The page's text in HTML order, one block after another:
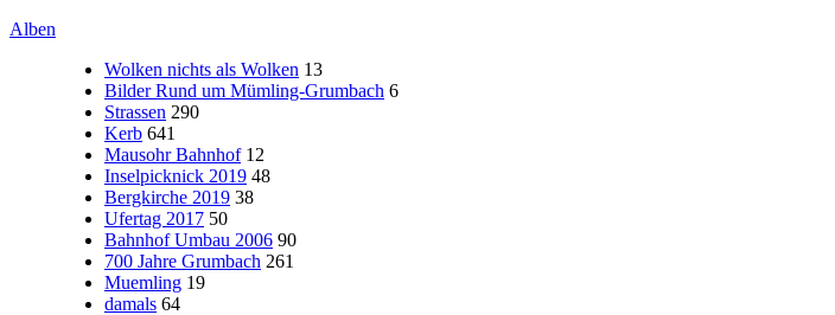
Alben
Wolken nichts als Wolken 13
Bilder Rund um Mümling-Grumbach 6
Strassen 290
Kerb 641
Mausohr Bahnhof 12
Inselpicknick 2019 48
Bergkirche 2019 38
Ufertag 2017 50
Bahnhof Umbau 2006 90
700 Jahre Grumbach 261
Muemling 19
damals 64